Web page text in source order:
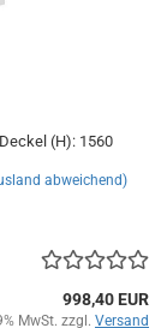
(H): 1560
abweichend)
998,40 EUR
MwSt. zzgl. Versand